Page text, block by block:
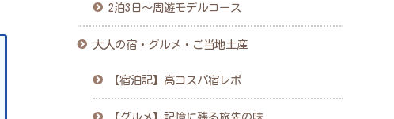
2泊3日〜周遊モデルコース
大人の宿・グルメ・ご当地土産
【宿泊記】高コスパ宿レポ